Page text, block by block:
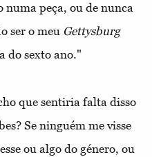
numa peça, ou de nunca
ser o meu Gettysburg
do sexto ano."
que sentiria falta disso
Se ninguém me visse
ou algo do género, ou